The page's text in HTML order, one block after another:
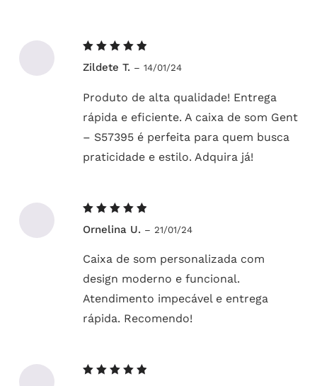
5de 5
Zildete T. – 14/01/24
Produto de alta qualidade! Entrega
rápida e eficiente. A caixa de som Gent
– S57395 é perfeita para quem busca
praticidade e estilo. Adquira já!
5de 5
Ornelina U. – 21/01/24
Caixa de som personalizada com
design moderno e funcional.
Atendimento impecável e entrega
rápida. Recomendo!